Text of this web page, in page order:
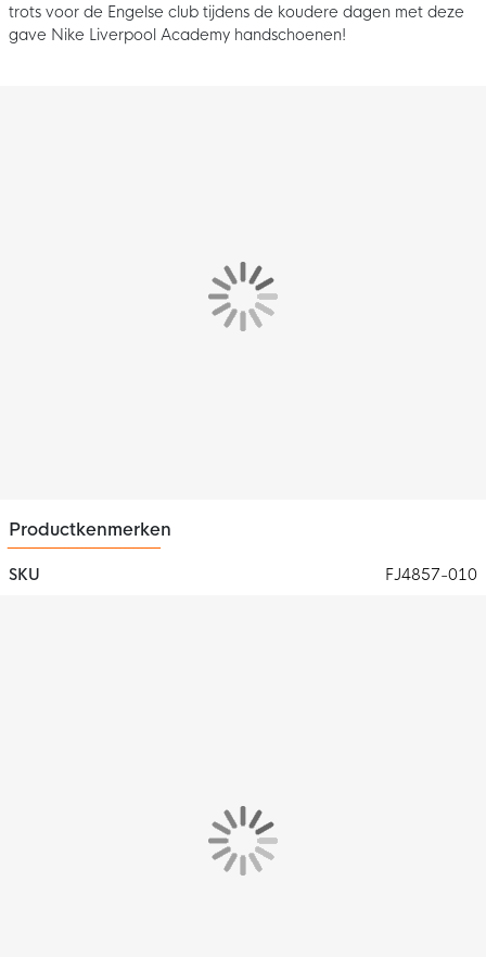
trots voor de Engelse club tijdens de koudere dagen met deze
gave Nike Liverpool Academy handschoenen!
Productkenmerken
SKU FJ4857-010